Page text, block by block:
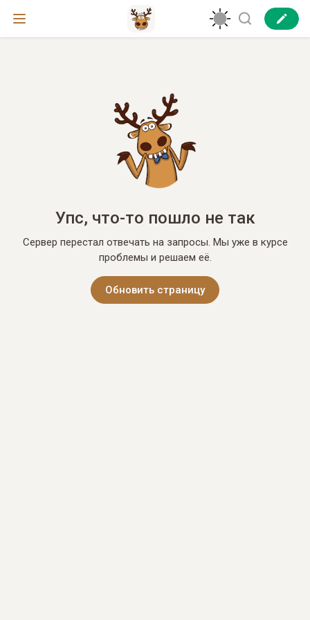
Упс, что-то пошло не так
Сервер перестал отвечать на запросы. Мы уже в курсе
проблемы и решаем её.
Обновить страницу